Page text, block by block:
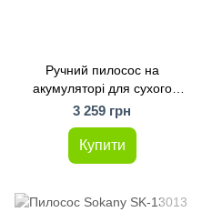
Ручний пилосос на
акумуляторі для сухого
прибирання 2000 Вт
бездротовий пилосос Sokany
3 259 грн
Купити